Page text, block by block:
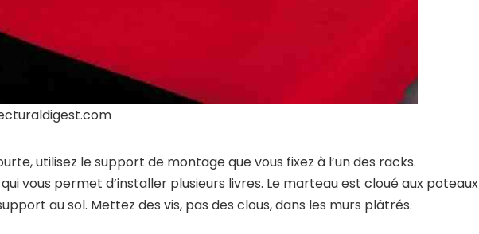
utilisez le support de montage que vous fixez à l’un des racks.
vous permet d’installer plusieurs livres. Le marteau est cloué aux poteaux
au sol. Mettez des vis, pas des clous, dans les murs plâtrés.